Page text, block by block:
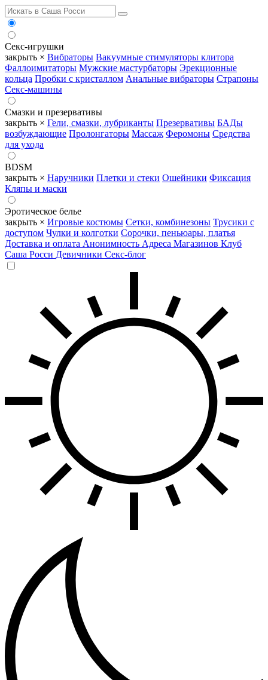
Секс-игрушки
закрыть × Вибраторы Вакуумные стимуляторы клитора
Фаллоимитаторы Мужские мастурбаторы Эрекционные
кольца Пробки с кристаллом Анальные вибраторы Страпоны
Секс-машины
Смазки и презервативы
закрыть × Гели, смазки, лубриканты Презервативы БАДы
возбуждающие Пролонгаторы Массаж Феромоны Средства
для ухода
BDSM
закрыть × Наручники Плетки и стеки Ошейники Фиксация
Кляпы и маски
Эротическое белье
закрыть × Игровые костюмы Сетки, комбинезоны Трусики с
доступом Чулки и колготки Сорочки, пеньюары, платья
Доставка и оплата Анонимность Адреса Магазинов Клуб
Саша Росси Девичники Секс-блог